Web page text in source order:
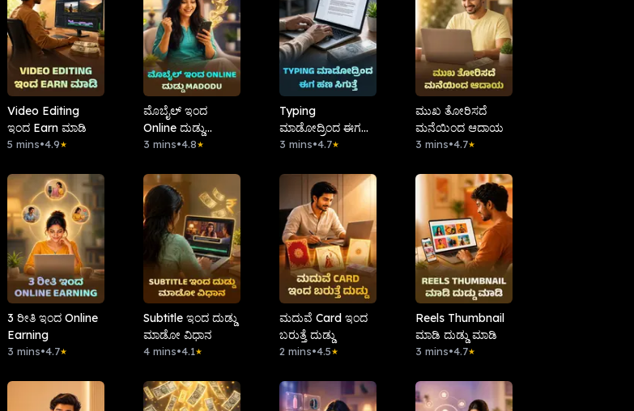
Video Editing
ಇಂದ Earn ಮಾಡಿ
5 mins•4.9★
ಮೊಬೈಲ್ ಇಂದ
Online ದುಡ್ಡು
Madodu
3 mins•4.8★
Typing
ಮಾಡೋದ್ರಿಂದ ಈಗ
ಹಣ ಸಿಗುತ್ತೆ
3 mins•4.7★
ಮುಖ ತೋರಿಸದೆ
ಮನೆಯಿಂದ ಆದಾಯ
3 mins•4.7★
3 ರೀತಿ ಇಂದ Online
Earning
3 mins•4.7★
Subtitle ಇಂದ ದುಡ್ಡು
ಮಾಡೋ ವಿಧಾನ
4 mins•4.1★
ಮದುವೆ Card ಇಂದ
ಬರುತ್ತೆ ದುಡ್ಡು
2 mins•4.5★
Reels Thumbnail
ಮಾಡಿ ದುಡ್ಡು ಮಾಡಿ
3 mins•4.7★